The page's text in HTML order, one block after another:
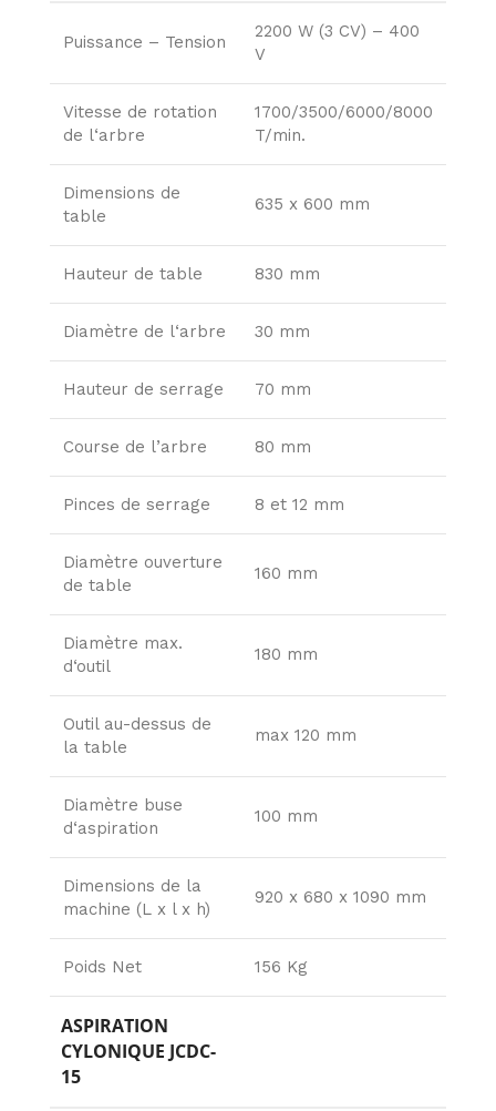
Puissance – Tension
2200 W (3 CV) – 400
V
Vitesse de rotation
de l‘arbre
1700/3500/6000/8000
T/min.
Dimensions de
table
635 x 600 mm
Hauteur de table 830 mm
Diamètre de l‘arbre 30 mm
Hauteur de serrage 70 mm
Course de l’arbre 80 mm
Pinces de serrage 8 et 12 mm
Diamètre ouverture
de table
160 mm
Diamètre max.
d‘outil
180 mm
Outil au-dessus de
la table
max 120 mm
Diamètre buse
d‘aspiration
100 mm
Dimensions de la
machine (L x l x h)
920 x 680 x 1090 mm
Poids Net 156 Kg
ASPIRATION
CYLONIQUE JCDC-
15